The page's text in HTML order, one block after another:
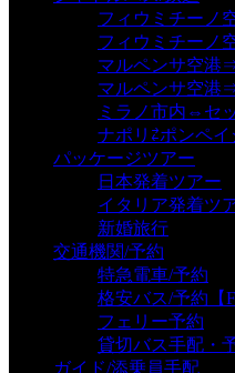
フィウミチーノ
フィウミチーノ
マルペンサ空港
マルペンサ空港
ミラノ市内⇔セ
ナポリ⇄ポンペ
パッケージツアー
日本発着ツアー
イタリア発着ツ
新婚旅行
交通機関/予約
特急電車/予約
格安バス/予約【
フェリー予約
貸切バス手配・
ガイド/添乗員手配